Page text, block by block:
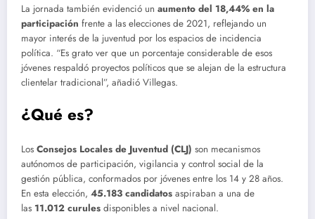
La jornada también evidenció un aumento del 18,44% en la
participación frente a las elecciones de 2021, reflejando un
mayor interés de la juventud por los espacios de incidencia
política. “Es grato ver que un porcentaje considerable de esos
jóvenes respaldó proyectos políticos que se alejan de la estructura
clientelar tradicional”, añadió Villegas.
¿Qué es?
Los Consejos Locales de Juventud (CLJ) son mecanismos
autónomos de participación, vigilancia y control social de la
gestión pública, conformados por jóvenes entre los 14 y 28 años.
En esta elección, 45.183 candidatos aspiraban a una de
las 11.012 curules disponibles a nivel nacional.